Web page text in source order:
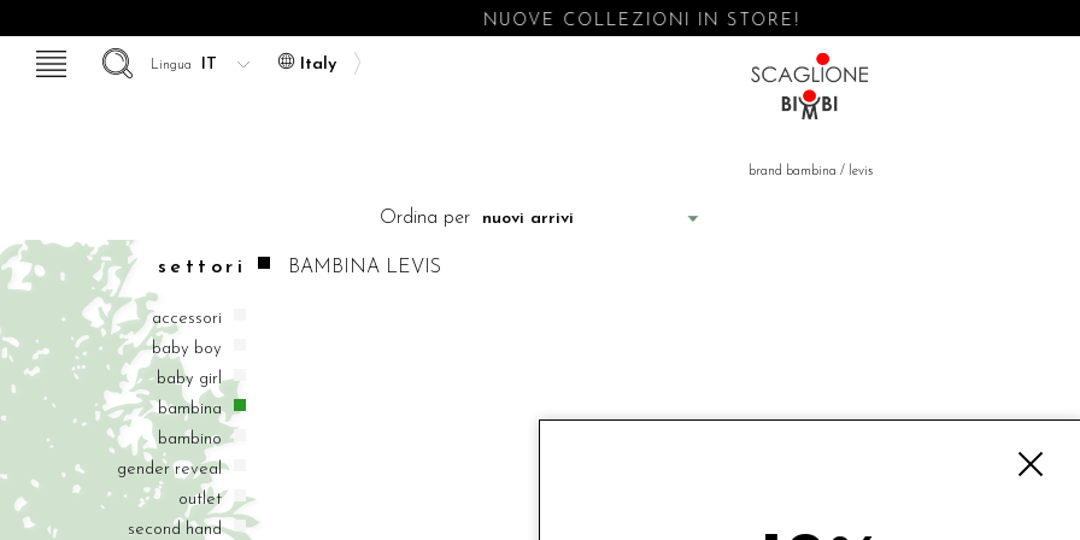
NUOVE COLLEZIONI IN STORE!
Italy
Lingua
brand bambina / levis
Ordina per
settori
accessori
baby boy
baby girl
bambina
bambino
gender reveal
outlet
second hand
BAMBINA LEVIS